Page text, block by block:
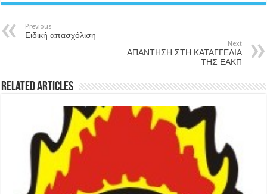
Previous
Ειδική απασχόλιση
Next
ΑΠΑΝΤΗΣΗ ΣΤΗ ΚΑΤΑΓΓΕΛΙΑ
ΤΗΣ ΕΑΚΠ
Related Articles